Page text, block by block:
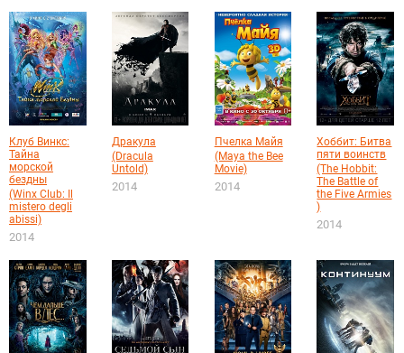
Клуб Винкс:
Тайна
морской
бездны
(Winx Club: Il
mistero degli
abissi)
2014
Дракула
(Dracula
Untold)
2014
Пчелка Майя
(Maya the Bee
Movie)
2014
Хоббит: Битва
пяти воинств
(The Hobbit:
The Battle of
the Five Armies
)
2014